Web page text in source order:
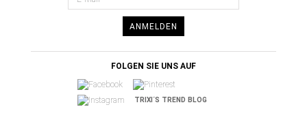
ANMELDEN
FOLGEN SIE UNS AUF
TRIXI´S TREND BLOG